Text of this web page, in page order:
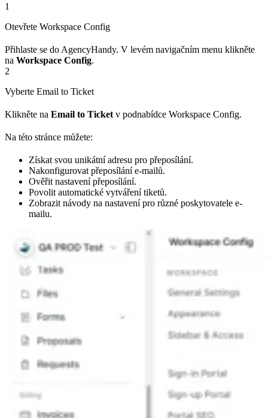
1
Otevřete Workspace Config
Přihlaste se do AgencyHandy. V levém navigačním menu klikněte
na Workspace Config.
2
Vyberte Email to Ticket
Klikněte na Email to Ticket v podnabídce Workspace Config.
Na této stránce můžete:
Získat svou unikátní adresu pro přeposílání.
Nakonfigurovat přeposílání e-mailů.
Ověřit nastavení přeposílání.
Povolit automatické vytváření tiketů.
Zobrazit návody na nastavení pro různé poskytovatele e-
mailu.